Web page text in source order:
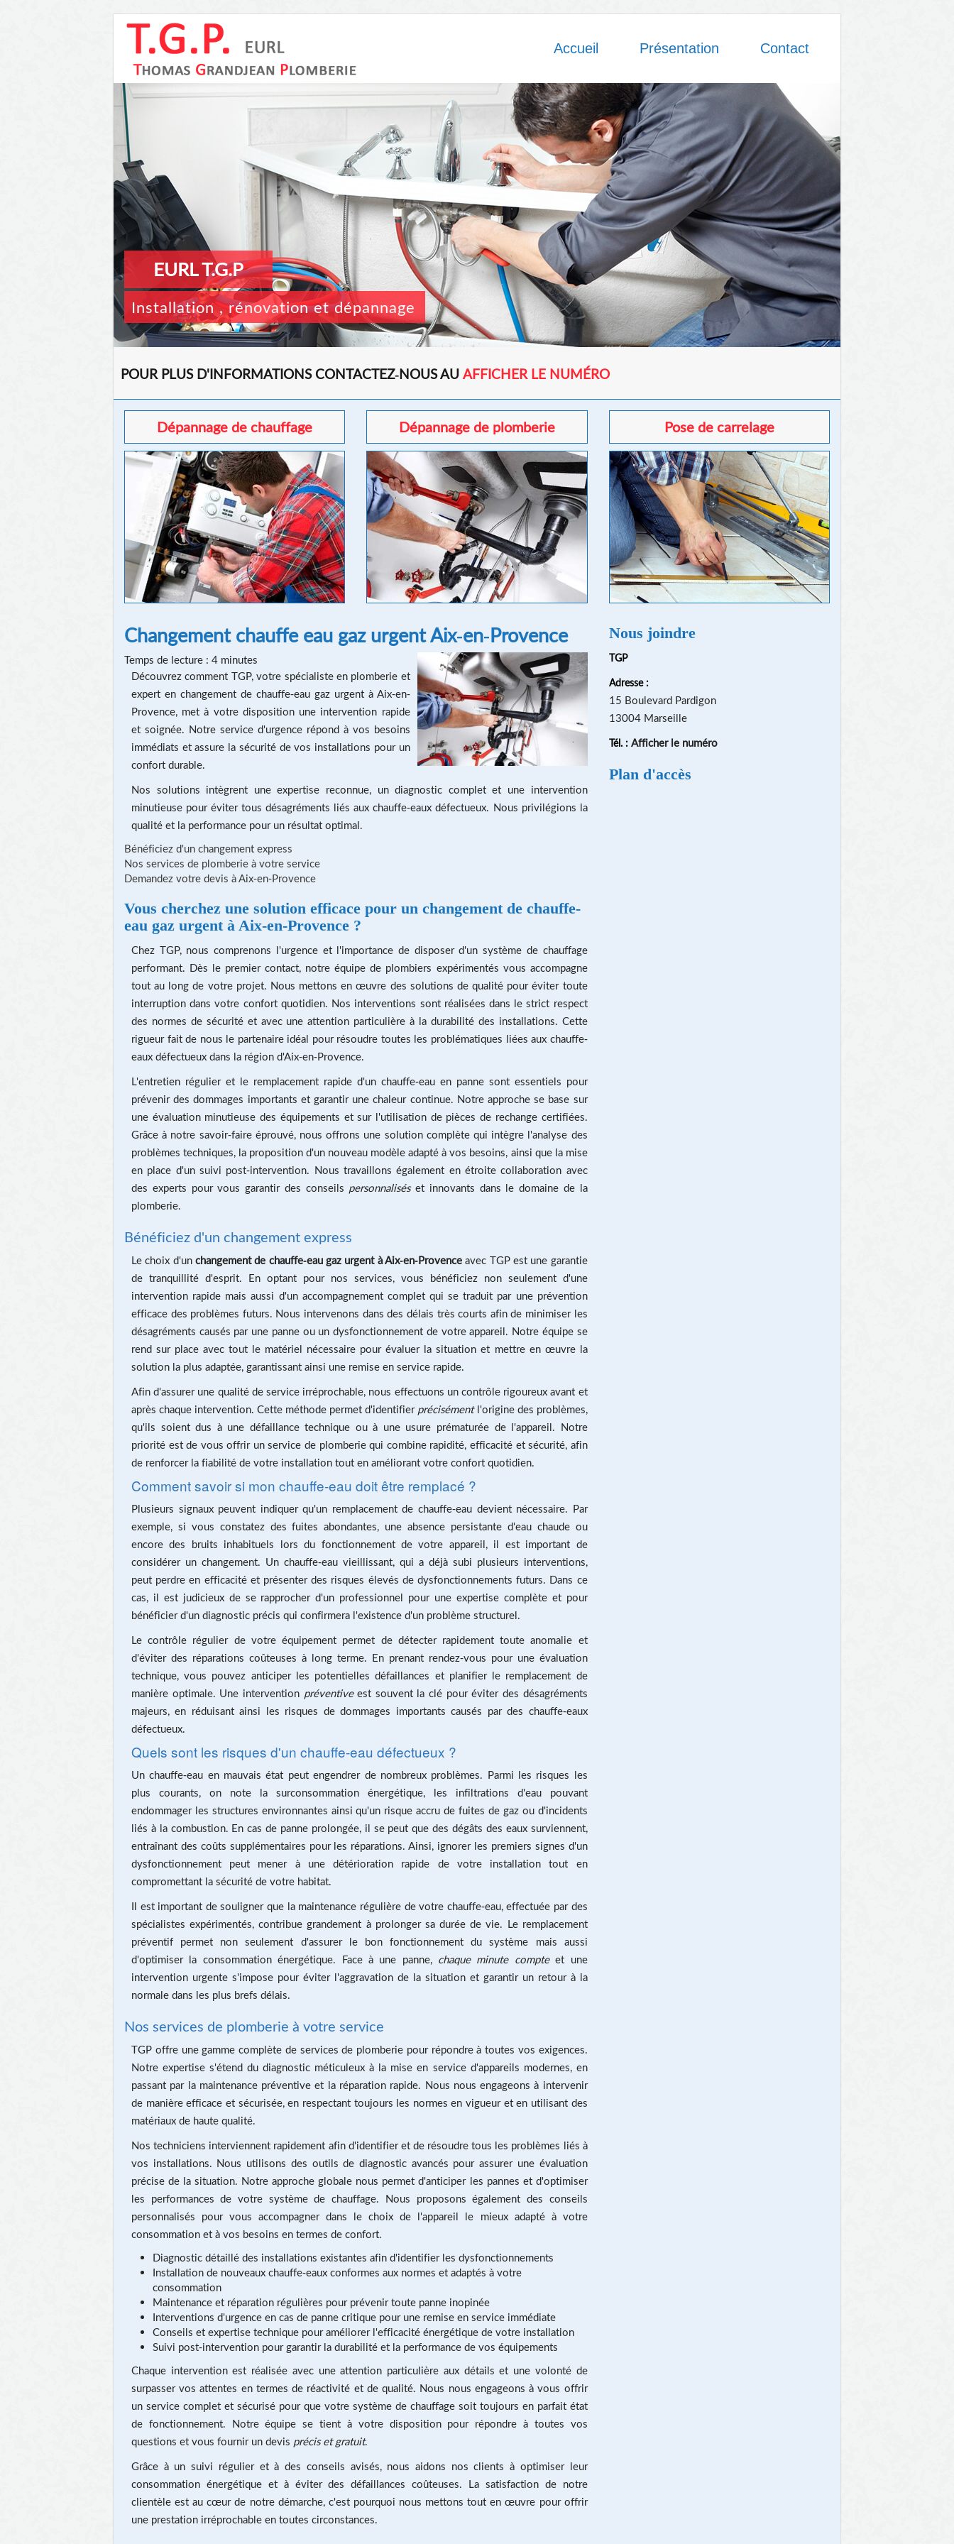
Accueil Présentation Contact
EURL T.G.P
Installation , rénovation et dépannage
POUR PLUS D'INFORMATIONS CONTACTEZ-NOUS AU AFFICHER LE NUMÉRO
Dépannage de chauffage Dépannage de plomberie Pose de carrelage
Changement chauffe eau gaz urgent Aix-en-Provence
Temps de lecture : 4 minutes
Découvrez comment TGP, votre spécialiste en plomberie et
expert en changement de chauffe-eau gaz urgent à Aix-en-
Provence, met à votre disposition une intervention rapide
et soignée. Notre service d'urgence répond à vos besoins
immédiats et assure la sécurité de vos installations pour un
confort durable.
Nos solutions intègrent une expertise reconnue, un diagnostic complet et une intervention
minutieuse pour éviter tous désagréments liés aux chauffe-eaux défectueux. Nous privilégions la
qualité et la performance pour un résultat optimal.
Bénéficiez d'un changement express
Nos services de plomberie à votre service
Demandez votre devis à Aix-en-Provence
Vous cherchez une solution efficace pour un changement de chauffe-
eau gaz urgent à Aix-en-Provence ?
Chez TGP, nous comprenons l'urgence et l'importance de disposer d'un système de chauffage
performant. Dès le premier contact, notre équipe de plombiers expérimentés vous accompagne
tout au long de votre projet. Nous mettons en œuvre des solutions de qualité pour éviter toute
interruption dans votre confort quotidien. Nos interventions sont réalisées dans le strict respect
des normes de sécurité et avec une attention particulière à la durabilité des installations. Cette
rigueur fait de nous le partenaire idéal pour résoudre toutes les problématiques liées aux chauffe-
eaux défectueux dans la région d'Aix-en-Provence.
L'entretien régulier et le remplacement rapide d'un chauffe-eau en panne sont essentiels pour
prévenir des dommages importants et garantir une chaleur continue. Notre approche se base sur
une évaluation minutieuse des équipements et sur l'utilisation de pièces de rechange certifiées.
Grâce à notre savoir-faire éprouvé, nous offrons une solution complète qui intègre l'analyse des
problèmes techniques, la proposition d'un nouveau modèle adapté à vos besoins, ainsi que la mise
en place d'un suivi post-intervention. Nous travaillons également en étroite collaboration avec
des experts pour vous garantir des conseils personnaliséset innovants dans le domaine de la
plomberie.
Bénéficiez d'un changement express
Le choix d'un changement de chauffe-eau gaz urgent à Aix-en-Provence avec TGP est une garantie
de tranquillité d'esprit. En optant pour nos services, vous bénéficiez non seulement d'une
intervention rapide mais aussi d'un accompagnement complet qui se traduit par une prévention
efficace des problèmes futurs. Nous intervenons dans des délais très courts afin de minimiser les
désagréments causés par une panne ou un dysfonctionnement de votre appareil. Notre équipe se
rend sur place avec tout le matériel nécessaire pour évaluer la situation et mettre en œuvre la
solution la plus adaptée, garantissant ainsi une remise en service rapide.
Afin d'assurer une qualité de service irréprochable, nous effectuons un contrôle rigoureux avant et
après chaque intervention. Cette méthode permet d'identifier précisémentl'origine des problèmes,
qu'ils soient dus à une défaillance technique ou à une usure prématurée de l'appareil. Notre
priorité est de vous offrir un service de plomberie qui combine rapidité, efficacité et sécurité, afin
de renforcer la fiabilité de votre installation tout en améliorant votre confort quotidien.
Comment savoir si mon chauffe-eau doit être remplacé ?
Plusieurs signaux peuvent indiquer qu'un remplacement de chauffe-eau devient nécessaire. Par
exemple, si vous constatez des fuites abondantes, une absence persistante d'eau chaude ou
encore des bruits inhabituels lors du fonctionnement de votre appareil, il est important de
considérer un changement. Un chauffe-eau vieillissant, qui a déjà subi plusieurs interventions,
peut perdre en efficacité et présenter des risques élevés de dysfonctionnements futurs. Dans ce
cas, il est judicieux de se rapprocher d'un professionnel pour une expertise complète et pour
bénéficier d'un diagnostic précis qui confirmera l'existence d'un problème structurel.
Le contrôle régulier de votre équipement permet de détecter rapidement toute anomalie et
d'éviter des réparations coûteuses à long terme. En prenant rendez-vous pour une évaluation
technique, vous pouvez anticiper les potentielles défaillances et planifier le remplacement de
manière optimale. Une intervention préventiveest souvent la clé pour éviter des désagréments
majeurs, en réduisant ainsi les risques de dommages importants causés par des chauffe-eaux
défectueux.
Quels sont les risques d'un chauffe-eau défectueux ?
Un chauffe-eau en mauvais état peut engendrer de nombreux problèmes. Parmi les risques les
plus courants, on note la surconsommation énergétique, les infiltrations d'eau pouvant
endommager les structures environnantes ainsi qu'un risque accru de fuites de gaz ou d'incidents
liés à la combustion. En cas de panne prolongée, il se peut que des dégâts des eaux surviennent,
entraînant des coûts supplémentaires pour les réparations. Ainsi, ignorer les premiers signes d'un
dysfonctionnement peut mener à une détérioration rapide de votre installation tout en
compromettant la sécurité de votre habitat.
Il est important de souligner que la maintenance régulière de votre chauffe-eau, effectuée par des
spécialistes expérimentés, contribue grandement à prolonger sa durée de vie. Le remplacement
préventif permet non seulement d'assurer le bon fonctionnement du système mais aussi
d'optimiser la consommation énergétique. Face à une panne, chaque minute compteet une
intervention urgente s'impose pour éviter l'aggravation de la situation et garantir un retour à la
normale dans les plus brefs délais.
Nos services de plomberie à votre service
TGP offre une gamme complète de services de plomberie pour répondre à toutes vos exigences.
Notre expertise s'étend du diagnostic méticuleux à la mise en service d'appareils modernes, en
passant par la maintenance préventive et la réparation rapide. Nous nous engageons à intervenir
de manière efficace et sécurisée, en respectant toujours les normes en vigueur et en utilisant des
matériaux de haute qualité.
Nos techniciens interviennent rapidement afin d'identifier et de résoudre tous les problèmes liés à
vos installations. Nous utilisons des outils de diagnostic avancés pour assurer une évaluation
précise de la situation. Notre approche globale nous permet d'anticiper les pannes et d'optimiser
les performances de votre système de chauffage. Nous proposons également des conseils
personnalisés pour vous accompagner dans le choix de l'appareil le mieux adapté à votre
consommation et à vos besoins en termes de confort.
Diagnostic détaillé des installations existantes afin d'identifier les dysfonctionnements
Installation de nouveaux chauffe-eaux conformes aux normes et adaptés à votre
consommation
Maintenance et réparation régulières pour prévenir toute panne inopinée
Interventions d'urgence en cas de panne critique pour une remise en service immédiate
Conseils et expertise technique pour améliorer l'efficacité énergétique de votre installation
Suivi post-intervention pour garantir la durabilité et la performance de vos équipements
Chaque intervention est réalisée avec une attention particulière aux détails et une volonté de
surpasser vos attentes en termes de réactivité et de qualité. Nous nous engageons à vous offrir
un service complet et sécurisé pour que votre système de chauffage soit toujours en parfait état
de fonctionnement. Notre équipe se tient à votre disposition pour répondre à toutes vos
questions et vous fournir un devis précis et gratuit.
Grâce à un suivi régulier et à des conseils avisés, nous aidons nos clients à optimiser leur
consommation énergétique et à éviter des défaillances coûteuses. La satisfaction de notre
clientèle est au cœur de notre démarche, c'est pourquoi nous mettons tout en œuvre pour offrir
une prestation irréprochable en toutes circonstances.
Nous joindre
TGP
Adresse :
15 Boulevard Pardigon
13004 Marseille
Tél. : Afficher le numéro
Plan d'accès